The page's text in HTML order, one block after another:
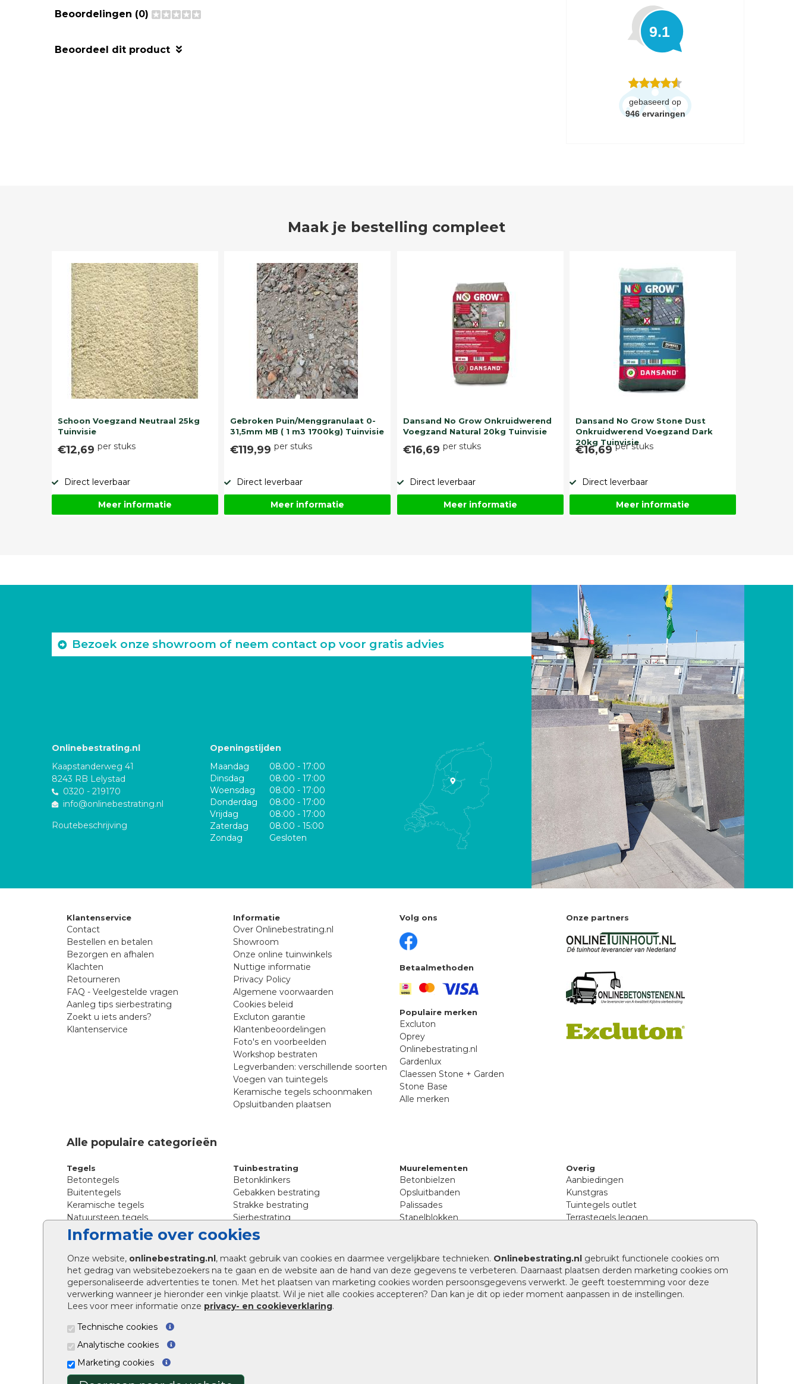
Informatie over cookies
Onze website, onlinebestrating.nl, maakt gebruik van cookies en daarmee vergelijkbare technieken. Onlinebestrating.nl gebruikt functionele cookies om
het gedrag van websitebezoekers na te gaan en de website aan de hand van deze gegevens te verbeteren. Daarnaast plaatsen derden marketing cookies om
gepersonaliseerde advertenties te tonen. Met het plaatsen van marketing cookies worden persoonsgegevens verwerkt. Je geeft toestemming voor deze
verwerking wanneer je hieronder een vinkje plaatst. Wil je niet alle cookies accepteren? Dan kan je dit op ieder moment aanpassen in de instellingen.
Lees voor meer informatie onze privacy- en cookieverklaring.
Technische cookies
Analytische cookies
Marketing cookies
Beoordelingen (0)
Beoordeel dit product
9.1
gebaseerd op
946 ervaringen
Maak je bestelling compleet
Schoon Voegzand Neutraal 25kg
Tuinvisie
€12,69 per stuks
Direct leverbaar
Meer informatie
Gebroken Puin/Menggranulaat 0-
31,5mm MB ( 1 m3 1700kg) Tuinvisie
€119,99per stuks
Direct leverbaar
Meer informatie
Dansand No Grow Onkruidwerend
Voegzand Natural 20kg Tuinvisie
€16,69 per stuks
Direct leverbaar
Meer informatie
Dansand No Grow Stone Dust
Onkruidwerend Voegzand Dark
20kg Tuinvisie
€16,69 per stuks
Direct leverbaar
Meer informatie
Bezoek onze showroom of neem contact op voor gratis advies
Onlinebestrating.nl
Kaapstanderweg 41
8243 RB Lelystad
0320 - 219170
info@onlinebestrating.nl
Routebeschrijving
Openingstijden
Maandag
08:00 - 17:00
Dinsdag
08:00 - 17:00
Woensdag
08:00 - 17:00
Donderdag
08:00 - 17:00
Vrijdag
08:00 - 17:00
Zaterdag
08:00 - 15:00
Zondag
Gesloten
Klantenservice
Contact
Bestellen en betalen
Bezorgen en afhalen
Klachten
Retourneren
FAQ - Veelgestelde vragen
Aanleg tips sierbestrating
Zoekt u iets anders?
Klantenservice
Informatie
Over Onlinebestrating.nl
Showroom
Onze online tuinwinkels
Nuttige informatie
Privacy Policy
Algemene voorwaarden
Cookies beleid
Excluton garantie
Klantenbeoordelingen
Foto's en voorbeelden
Workshop bestraten
Legverbanden: verschillende soorten
Voegen van tuintegels
Keramische tegels schoonmaken
Opsluitbanden plaatsen
Volg ons
Betaalmethoden
Populaire merken
Excluton
Oprey
Onlinebestrating.nl
Gardenlux
Claessen Stone + Garden
Stone Base
Alle merken
Onze partners
Alle populaire categorieën
Tegels
Betontegels
Buitentegels
Keramische tegels
Natuursteen tegels
Siertegels
Stoeptegels
Straattegels
Terrastegels
Tuintegels
Tuinbestrating
Betonklinkers
Gebakken bestrating
Strakke bestrating
Sierbestrating
Straatklinkers
Straatstenen
Trommelstenen
Tuinstenen
Waalformaat
Wildverband bestrating
Kingstones
Muurelementen
Betonbielzen
Opsluitbanden
Palissades
Stapelblokken
Afwatering en diversen
Beplantings en betonelementen
Split, grind en zand
Oprit tegels
Overig
Aanbiedingen
Kunstgras
Tuintegels outlet
Terrastegels leggen
Legpatronen betonstenen
Hoe betonstenen onderhouden
Aanlegtips voor betonstenen
Verschil betontegels en keramische